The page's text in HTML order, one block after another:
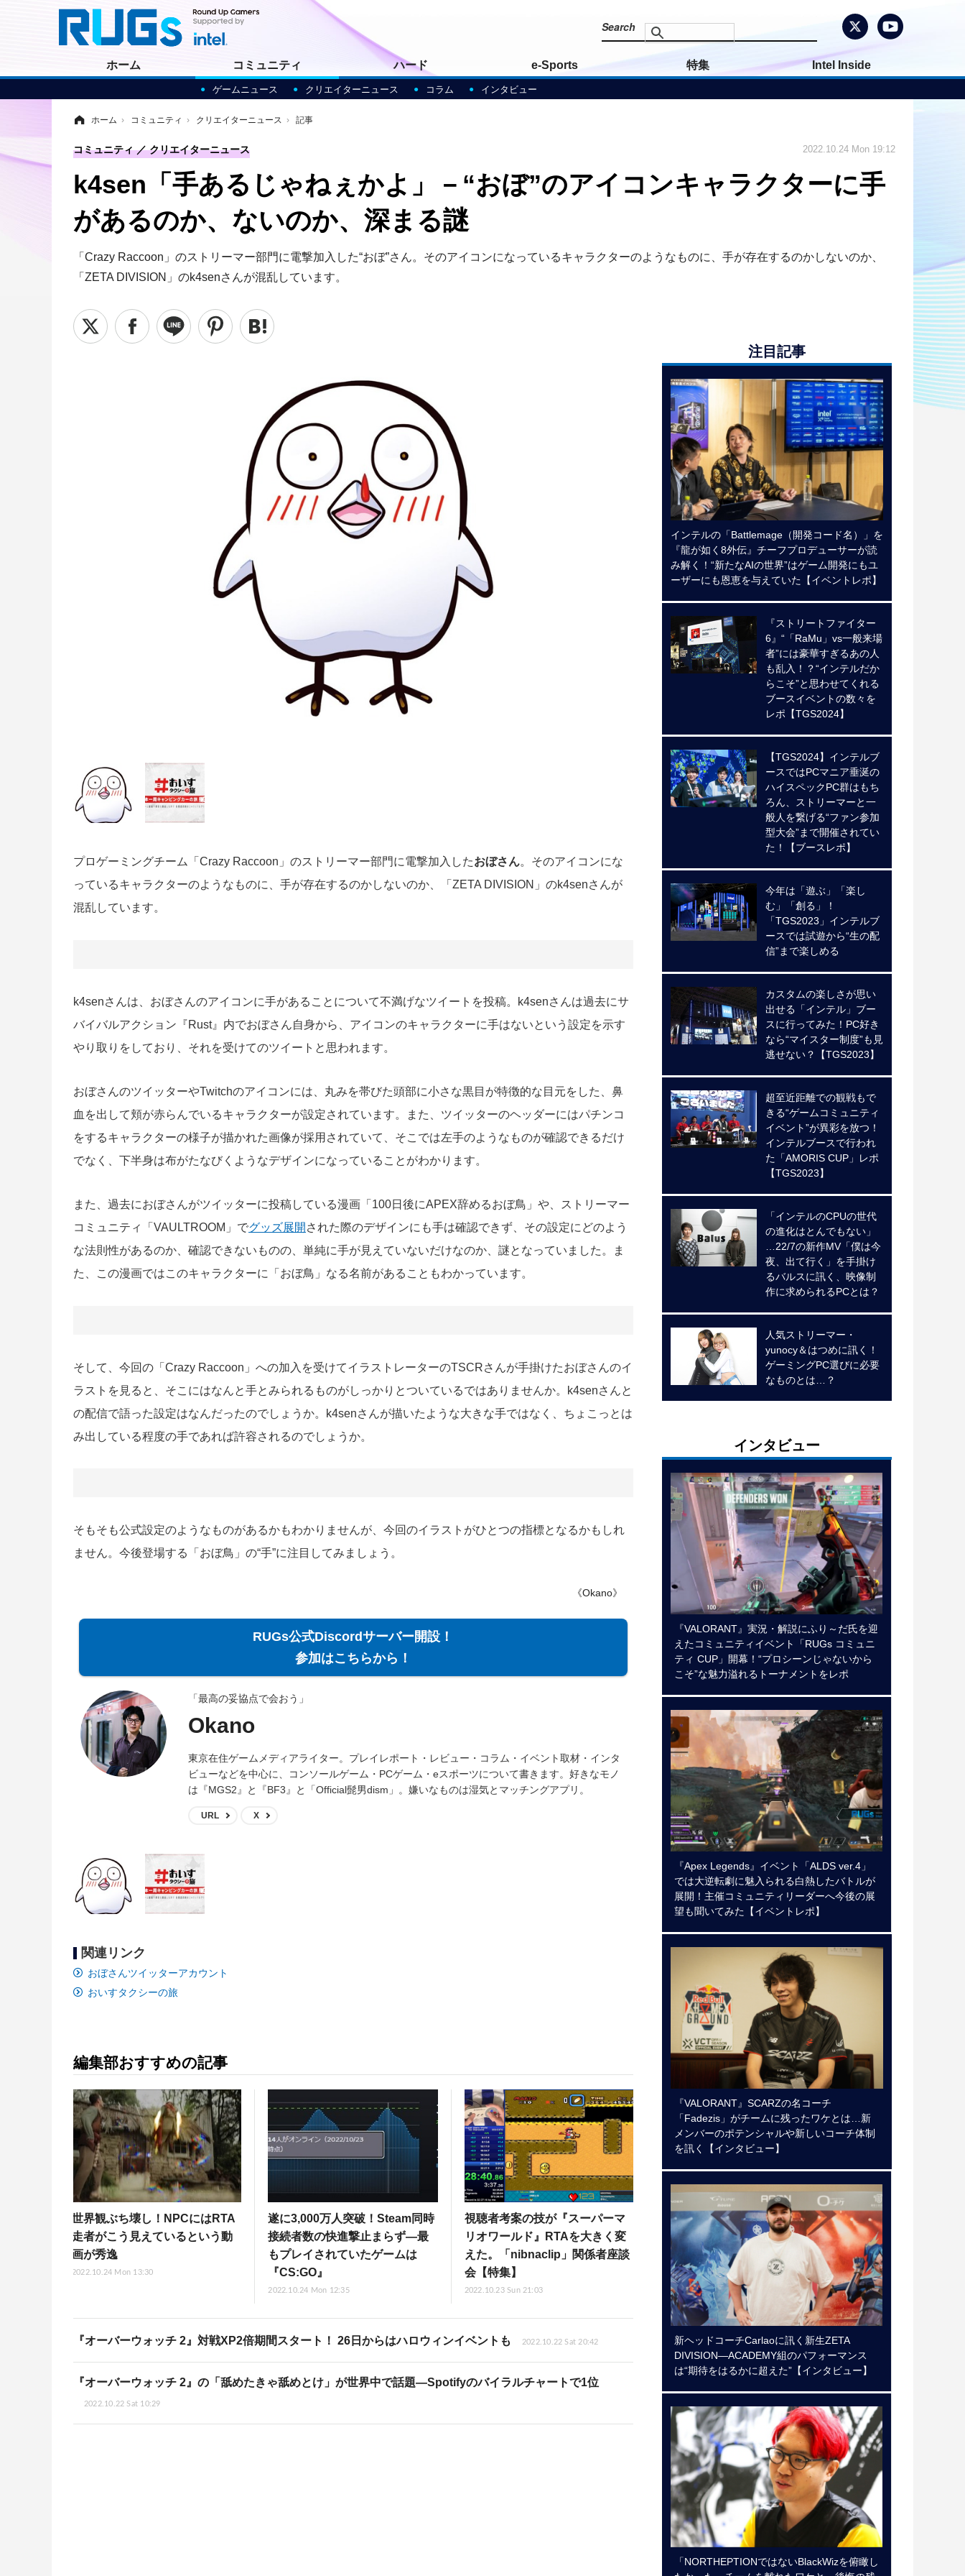
ホーム コミュニティ
ゲームニュース クリエイターニュース コラム インタビュー
ハード e-Sports 特集 Intel Inside
ホーム › コミュニティ › クリエイターニュース › 記事
k4sen「手あるじゃねぇかよ」－“おぼ”のアイコンキャラクターに手
があるのか、ないのか、深まる謎
「Crazy Raccoon」のストリーマー部門に電撃加入した“おぼ”さん。そのアイコンになっているキャラクターのようなものに、手が存在するのかしないのか、
「ZETA DIVISION」のk4senさんが混乱しています。
コミュニティ クリエイターニュース 2022.10.24 Mon 19:12
プロゲーミングチーム「Crazy Raccoon」のストリーマー部門に電撃加入したおぼさん。そのアイコンにな
っているキャラクターのようなものに、手が存在するのかしないのか、「ZETA DIVISION」のk4senさんが
混乱しています。
k4senさんは、おぼさんのアイコンに手があることについて不満げなツイートを投稿。k4senさんは過去にサ
バイバルアクション『Rust』内でおぼさん自身から、アイコンのキャラクターに手はないという設定を示す
やり取りをしており、それを受けてのツイートと思われます。
おぼさんのツイッターやTwitchのアイコンには、丸みを帯びた頭部に小さな黒目が特徴的な目元をした、鼻
血を出して頬が赤らんでいるキャラクターが設定されています。また、ツイッターのヘッダーにはパチンコ
をするキャラクターの様子が描かれた画像が採用されていて、そこでは左手のようなものが確認できるだけ
でなく、下半身は布がたなびくようなデザインになっていることがわかります。
また、過去におぼさんがツイッターに投稿している漫画「100日後にAPEX辞めるおぼ鳥」や、ストリーマー
コミュニティ「VAULTROOM」でグッズ展開された際のデザインにも手は確認できず、その設定にどのよう
な法則性があるのか、確認できないものの、単純に手が見えていないだけなのか、謎となっていました。ま
た、この漫画ではこのキャラクターに「おぼ鳥」なる名前があることもわかっています。
そして、今回の「Crazy Raccoon」への加入を受けてイラストレーターのTSCRさんが手掛けたおぼさんのイ
ラストを見ると、そこにはなんと手とみられるものがしっかりとついているではありませんか。k4senさんと
の配信で語った設定はなんだったのでしょうか。k4senさんが描いたような大きな手ではなく、ちょこっとは
み出している程度の手であれば許容されるのでしょうか。
そもそも公式設定のようなものがあるかもわかりませんが、今回のイラストがひとつの指標となるかもしれ
ません。今後登場する「おぼ鳥」の“手”に注目してみましょう。
《Okano》
RUGs公式Discordサーバー開設！
参加はこちらから！
「最高の妥協点で会おう」
Okano
東京在住ゲームメディアライター。プレイレポート・レビュー・コラム・イベント取材・インタ
ビューなどを中心に、コンソールゲーム・PCゲーム・eスポーツについて書きます。好きなモノ
は『MGS2』と『BF3』と「Official髭男dism」。嫌いなものは湿気とマッチングアプリ。
URL X
関連リンク
おぼさんツイッターアカウント
おいすタクシーの旅
編集部おすすめの記事
世界観ぶち壊し！NPCにはRTA
走者がこう見えているという動
画が秀逸
2022.10.24 Mon 13:30
遂に3,000万人突破！Steam同時
接続者数の快進撃止まらず―最
もプレイされていたゲームは
『CS:GO』
2022.10.24 Mon 12:35
視聴者考案の技が『スーパーマ
リオワールド』RTAを大きく変
えた。「nibnaclip」関係者座談
会【特集】
2022.10.23 Sun 21:03
『オーバーウォッチ 2』対戦XP2倍期間スタート！ 26日からはハロウィンイベントも 2022.10.22 Sat 20:42
『オーバーウォッチ 2』の「舐めたきゃ舐めとけ」が世界中で話題―Spotifyのバイラルチャートで1位
2022.10.22 Sat 10:29
注目記事
インテルの「Battlemage（開発コード名）」を
『龍が如く8外伝』チーフプロデューサーが読
み解く！“新たなAIの世界”はゲーム開発にもユ
ーザーにも恩恵を与えていた【イベントレポ】
『ストリートファイター
6』“「RaMu」vs一般来場
者”には豪華すぎるあの人
も乱入！？“インテルだか
らこそ”と思わせてくれる
ブースイベントの数々を
レポ【TGS2024】
【TGS2024】インテルブ
ースではPCマニア垂涎の
ハイスペックPC群はもち
ろん、ストリーマーと一
般人を繋げる“ファン参加
型大会”まで開催されてい
た！【ブースレポ】
今年は「遊ぶ」「楽し
む」「創る」！
「TGS2023」インテルブ
ースでは試遊から“生の配
信”まで楽しめる
カスタムの楽しさが思い
出せる「インテル」ブー
スに行ってみた！PC好き
なら“マイスター制度”も見
逃せない？【TGS2023】
超至近距離での観戦もで
きる“ゲームコミュニティ
イベント”が異彩を放つ！
インテルブースで行われ
た「AMORIS CUP」レポ
【TGS2023】
「インテルのCPUの世代
の進化はとんでもない」
…22/7の新作MV「僕は今
夜、出て行く」を手掛け
るバルスに訊く、映像制
作に求められるPCとは？
人気ストリーマー・
yunocy＆はつめに訊く！
ゲーミングPC選びに必要
なものとは…？
インタビュー
『VALORANT』実況・解説にふり～だ氏を迎
えたコミュニティイベント「RUGs コミュニ
ティ CUP」開幕！“プロシーンじゃないから
こそ”な魅力溢れるトーナメントをレポ
『Apex Legends』イベント「ALDS ver.4」
では大逆転劇に魅入られる白熱したバトルが
展開！主催コミュニティリーダーへ今後の展
望も聞いてみた【イベントレポ】
『VALORANT』SCARZの名コーチ
「Fadezis」がチームに残ったワケとは…新
メンバーのポテンシャルや新しいコーチ体制
を訊く【インタビュー】
新ヘッドコーチCarlaoに訊く新生ZETA
DIVISION―ACADEMY組のパフォーマンス
は“期待をはるかに超えた”【インタビュー】
「NORTHEPTIONではないBlackWizを俯瞰し